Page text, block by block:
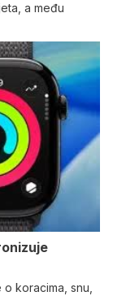
a među
koracima, snu,